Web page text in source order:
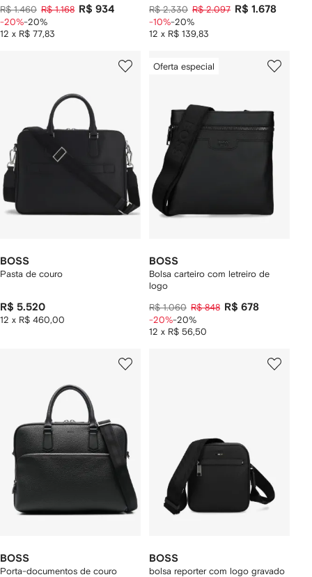
R$ 1.460 R$ 1.168 R$ 934
12 x R$ 77,83
-20%-20%
R$ 2.330 R$ 2.097 R$ 1.678
12 x R$ 139,83
-10%-20%
BOSS
Pasta de couro
R$ 5.520
12 x R$ 460,00
Oferta especial
BOSS
Bolsa carteiro com letreiro de
logo
R$ 1.060 R$ 848 R$ 678
12 x R$ 56,50
-20%-20%
BOSS
Porta-documentos de couro
BOSS
bolsa reporter com logo gravado